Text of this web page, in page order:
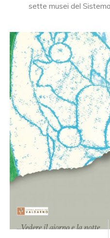
sette musei del